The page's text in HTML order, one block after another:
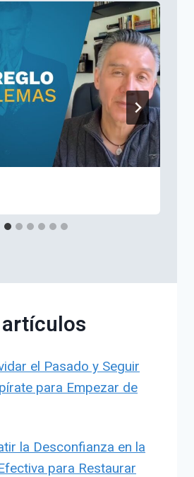
el Pasado y Seguir
para Empezar de
la Desconfianza en la
para Restaurar